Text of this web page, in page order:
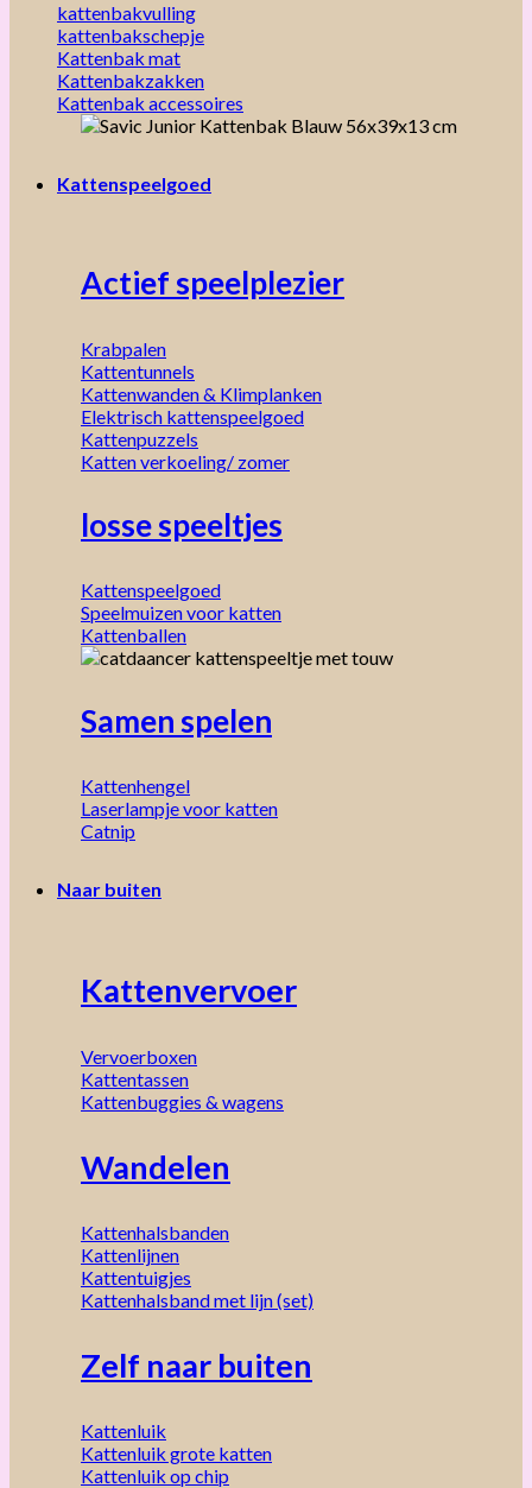
kattenbakvulling
kattenbakschepje
Kattenbak mat
Kattenbakzakken
Kattenbak accessoires
Kattenspeelgoed
Actief speelplezier
Krabpalen
Kattentunnels
Kattenwanden & Klimplanken
Elektrisch kattenspeelgoed
Kattenpuzzels
Katten verkoeling/ zomer
losse speeltjes
Kattenspeelgoed
Speelmuizen voor katten
Kattenballen
Samen spelen
Kattenhengel
Laserlampje voor katten
Catnip
Naar buiten
Kattenvervoer
Vervoerboxen
Kattentassen
Kattenbuggies & wagens
Wandelen
Kattenhalsbanden
Kattenlijnen
Kattentuigjes
Kattenhalsband met lijn (set)
Zelf naar buiten
Kattenluik
Kattenluik grote katten
Kattenluik op chip